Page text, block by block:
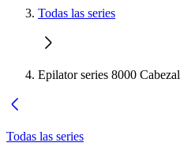
Todas las series
Epilator series 8000
Todas las series